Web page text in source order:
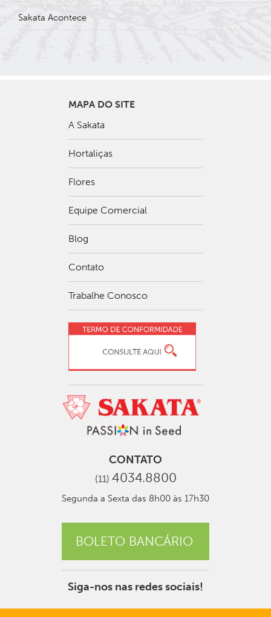
Sakata Acontece
MAPA DO SITE
A Sakata
Hortaliças
Flores
Equipe Comercial
Blog
Contato
Trabalhe Conosco
CONTATO
(11) 4034.8800
Segunda a Sexta das 8h00 às 17h30
BOLETO BANCÁRIO
Siga-nos nas redes sociais!